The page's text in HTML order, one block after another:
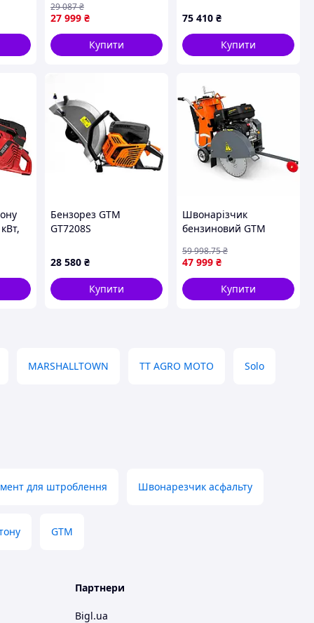
GTM GT7208S : 3,5 кВт,
диск 400 мм, 150мм
глубини
27 999 ₴
29 087₴
Купити
75 410 ₴
Купити
Бензорез GTM
GT7208S
28 580 ₴
Купити
Швонарізчик
бензиновий GTM
глибина різу 140 мм,
13 к. с.
47 999 ₴
59 998.75₴
Купити
MARSHALLTOWN TT AGRO MOTO Solo
для штроблення Швонарезчик асфальту
GTM
Партнери
Bigl.ua